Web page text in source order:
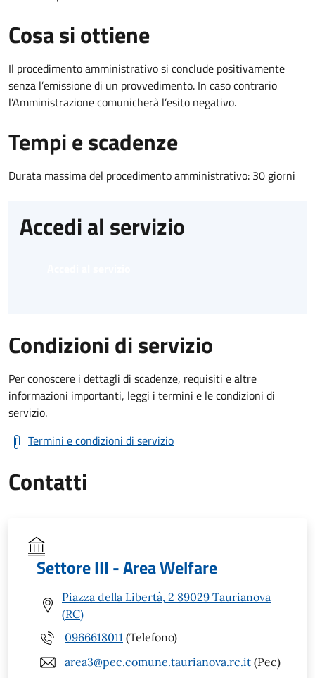
Cosa si ottiene
Il procedimento amministrativo si conclude positivamente
senza l’emissione di un provvedimento. In caso contrario
l’Amministrazione comunicherà l’esito negativo.
Tempi e scadenze
Durata massima del procedimento amministrativo: 30 giorni
Accedi al servizio
Condizioni di servizio
Per conoscere i dettagli di scadenze, requisiti e altre
informazioni importanti, leggi i termini e le condizioni di
servizio.
Termini e condizioni di servizio
Contatti
Settore III - Area Welfare
Piazza della Libertà, 2 89029 Taurianova
(RC)
0966618011 (Telefono)
area3@pec.comune.taurianova.rc.it (Pec)